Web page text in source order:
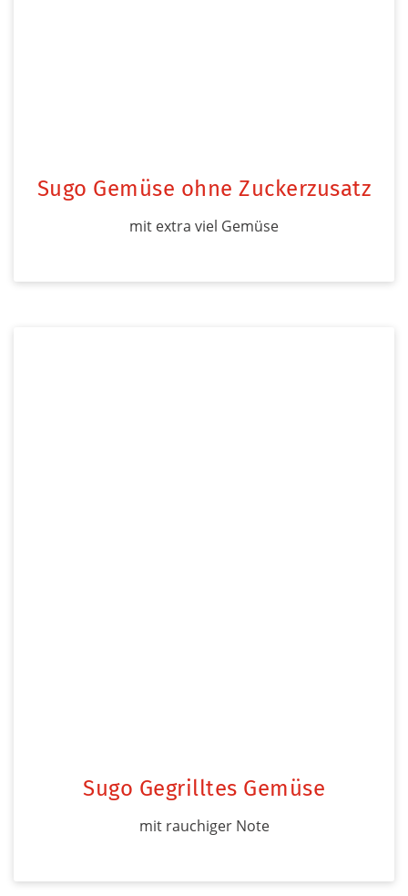
Sugo Gemüse ohne Zuckerzusatz
mit extra viel Gemüse
Sugo Gegrilltes Gemüse
mit rauchiger Note